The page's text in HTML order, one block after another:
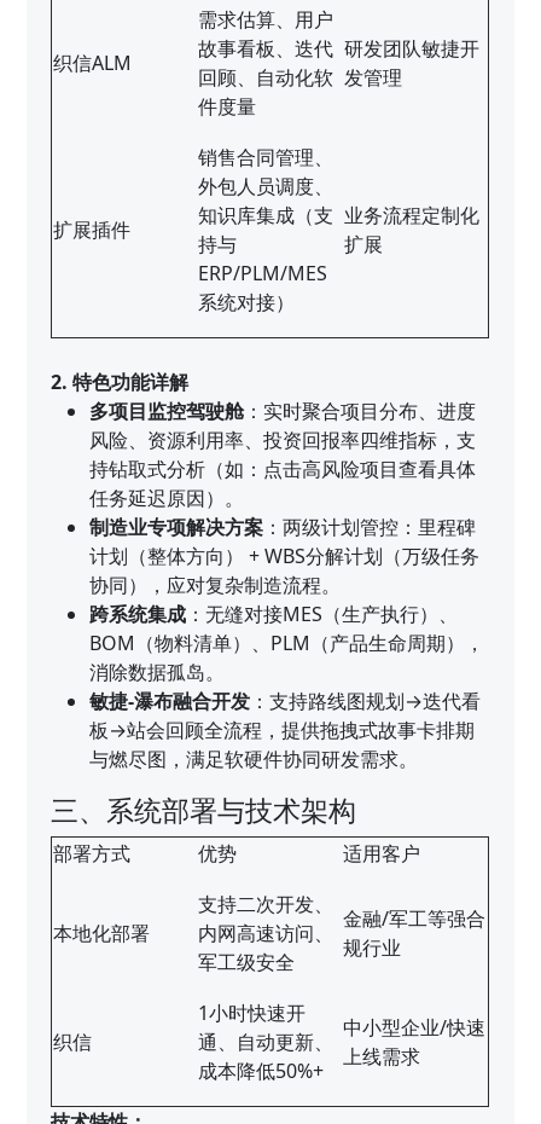
织信ALM
需求估算、用户
故事看板、迭代
回顾、自动化软
件度量
研发团队敏捷开
发管理
扩展插件
销售合同管理、
外包人员调度、
知识库集成（支
持与
ERP/PLM/MES
系统对接）
业务流程定制化
扩展
2. 特色功能详解
多项目监控驾驶舱：实时聚合项目分布、进度
风险、资源利用率、投资回报率四维指标，支
持钻取式分析（如：点击高风险项目查看具体
任务延迟原因）。
制造业专项解决方案 ：两级计划管控：里程碑
计划（整体方向） + WBS分解计划（万级任务
协同），应对复杂制造流程。
跨系统集成 ：无缝对接MES（生产执行）、
BOM（物料清单）、PLM（产品生命周期），
消除数据孤岛。
敏捷-瀑布融合开发 ：支持路线图规划→迭代看
板→站会回顾全流程，提供拖拽式故事卡排期
与燃尽图，满足软硬件协同研发需求。
三、系统部署与技术架构
部署方式 优势 适用客户
本地化部署
支持二次开发、
内网高速访问、
军工级安全
金融/军工等强合
规行业
织信
1小时快速开
通、自动更新、
成本降低50%+
中小型企业/快速
上线需求